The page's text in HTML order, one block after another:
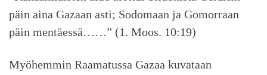
päin aina Gazaan asti; Sodomaan ja Gomorraan
päin mentäessä……” (1. Moos. 10:19)
Myöhemmin Raamatussa Gazaa kuvataan